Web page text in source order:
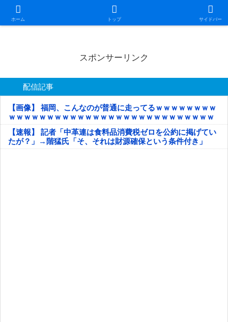
ホーム トップ サイドバー
日本第一！ニュース録
スポンサーリンク
配信記事
【画像】 福岡、こんなのが普通に走ってるｗｗｗｗｗｗｗｗ
ｗｗｗｗｗｗｗｗｗｗｗｗｗｗｗｗｗｗｗｗｗｗｗｗｗｗｗ
ｗｗｗｗｗ
【速報】 記者「中革連は食料品消費税ゼロを公約に掲げてい
たが？」→階猛氏「そ、それは財源確保という条件付き」